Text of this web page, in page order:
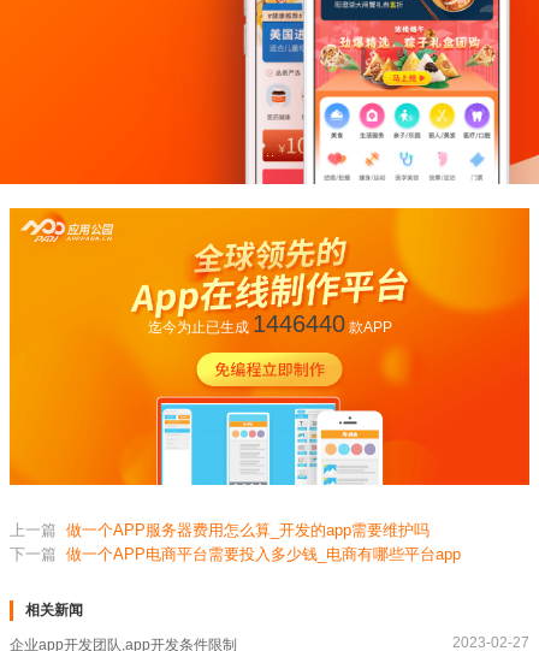
迄今为止已生成 1446440款APP
上一篇 做一个APP服务器费用怎么算_开发的app需要维护吗
下一篇 做一个APP电商平台需要投入多少钱_电商有哪些平台app
相关新闻
企业app开发团队,app开发条件限制 2023-02-27